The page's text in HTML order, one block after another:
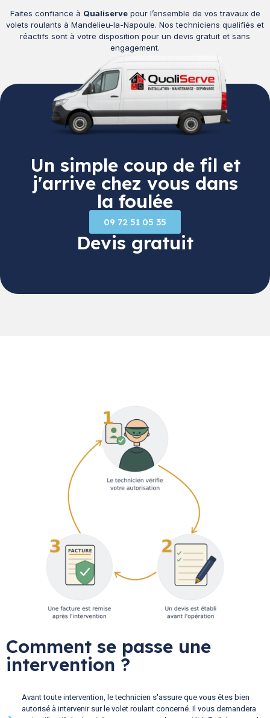
Faites confiance à Qualiservepour l’ensemble de vos travaux de
volets roulants à Mandelieu-la-Napoule. Nos techniciens qualifiés et
réactifs sont à votre disposition pour un devis gratuit et sans
engagement.
Un simple coup de fil et
j'arrive chez vous dans
la foulée
09 72 51 05 35
Devis gratuit
Comment se passe une
intervention ?
Avant toute intervention, le technicien s'assure que vous êtes bien
autorisé à intervenir sur le volet roulant concerné. Il vous demandera